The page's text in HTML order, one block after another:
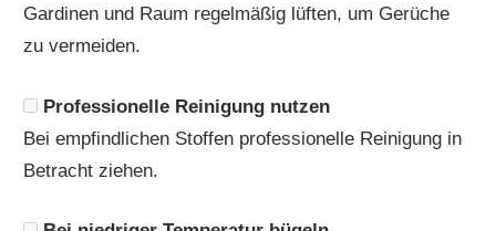
Gardinen und Raum regelmäßig lüften, um Gerüche
zu vermeiden.
Professionelle Reinigung nutzen
Bei empfindlichen Stoffen professionelle Reinigung in
Betracht ziehen.